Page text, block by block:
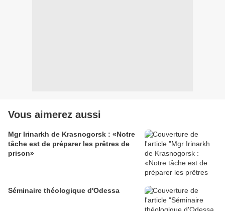
Vous aimerez aussi
Mgr Irinarkh de Krasnogorsk : «Notre
tâche est de préparer les prêtres de
prison»
Séminaire théologique d'Odessa